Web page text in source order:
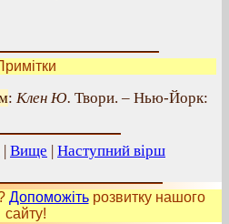
: Клен Ю. Твори. – Нью-Йорк:
| Вище | Наступний вірш
Допоможітьрозвитку нашого
сайту!